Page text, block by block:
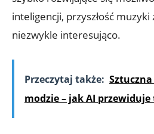
inteligencji, przyszłość muzyki
niezwykle interesująco.
Przeczytaj także:
modzie – jak AI przewiduje